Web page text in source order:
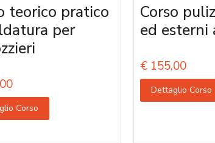
teorico pratico
per
Corso
Corso
ed esterni
€ 155,00
Dettaglio Corso